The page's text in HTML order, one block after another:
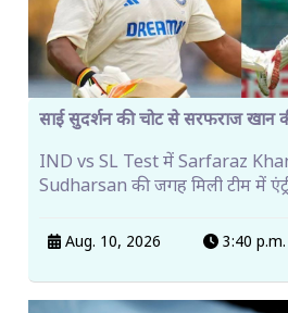
साई सुदर्शन की चोट से सरफराज खान
IND vs SL Test में Sarfaraz Khan
Sudharsan की जगह मिली टीम में
Aug. 10, 2026 3:40 p.m.